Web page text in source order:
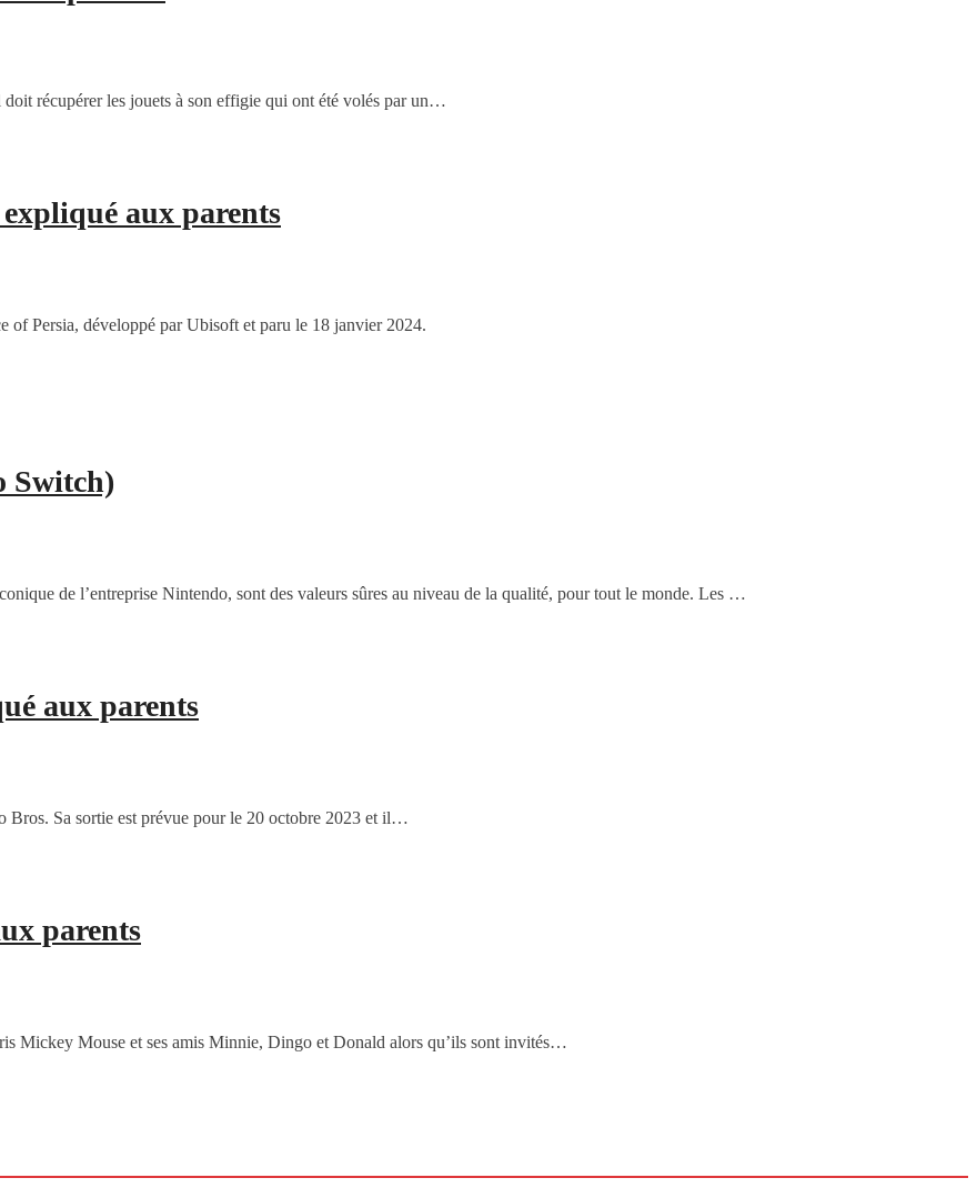
récupérer les jouets à son effigie qui ont été volés par un…
aux parents
of Persia, développé par Ubisoft et paru le 18 janvier 2024.
Switch)
de l’entreprise Nintendo, sont des valeurs sûres au niveau de la qualité, pour tout le monde. Les …
aux parents
Bros. Sa sortie est prévue pour le 20 octobre 2023 et il…
parents
Mickey Mouse et ses amis Minnie, Dingo et Donald alors qu’ils sont invités…